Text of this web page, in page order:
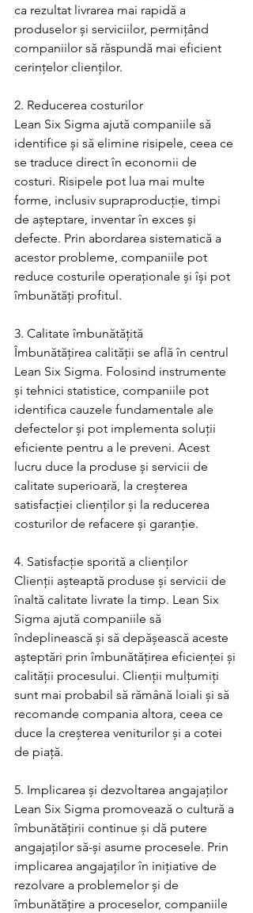
ca rezultat livrarea mai rapidă a
produselor și serviciilor, permițând
companiilor să răspundă mai eficient
cerințelor clienților.
2. Reducerea costurilor
Lean Six Sigma ajută companiile să
identifice și să elimine risipele, ceea ce
se traduce direct în economii de
costuri. Risipele pot lua mai multe
forme, inclusiv supraproducție, timpi
de așteptare, inventar în exces și
defecte. Prin abordarea sistematică a
acestor probleme, companiile pot
reduce costurile operaționale și își pot
îmbunătăți profitul.
3. Calitate îmbunătățită
Îmbunătățirea calității se află în centrul
Lean Six Sigma. Folosind instrumente
și tehnici statistice, companiile pot
identifica cauzele fundamentale ale
defectelor și pot implementa soluții
eficiente pentru a le preveni. Acest
lucru duce la produse și servicii de
calitate superioară, la creșterea
satisfacției clienților și la reducerea
costurilor de refacere și garanție.
4. Satisfacție sporită a clienților
Clienții așteaptă produse și servicii de
înaltă calitate livrate la timp. Lean Six
Sigma ajută companiile să
îndeplinească și să depășească aceste
așteptări prin îmbunătățirea eficienței și
calității procesului. Clienții mulțumiți
sunt mai probabil să rămână loiali și să
recomande compania altora, ceea ce
duce la creșterea veniturilor și a cotei
de piață.
5. Implicarea și dezvoltarea angajaților
Lean Six Sigma promovează o cultură a
îmbunătățirii continue și dă putere
angajaților să-și asume procesele. Prin
implicarea angajaților în inițiative de
rezolvare a problemelor și de
îmbunătățire a proceselor, companiile